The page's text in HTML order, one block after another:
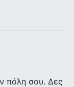
πόλη σου. Δες